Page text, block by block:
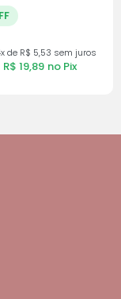
de R$ 5,53 sem juros
R$ 19,89 no Pix